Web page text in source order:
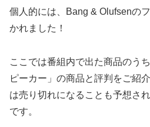
個人的には、Bang & Olufsenの
かれました！
ここでは番組内で出た商品のう
ピーカー」の商品と評判をご紹
は売り切れになることも予想さ
です。